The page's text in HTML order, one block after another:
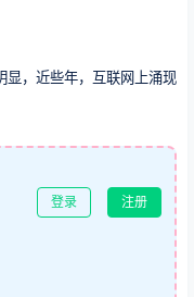
显，近些年，互联网上涌现
登录 注册